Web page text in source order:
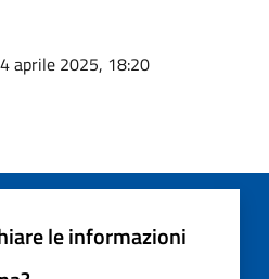
aprile 2025, 18:20
le informazioni